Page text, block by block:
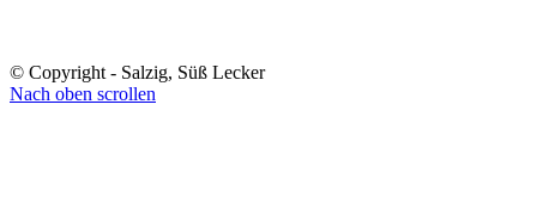
© Copyright - Salzig, Süß Lecker
Nach oben scrollen